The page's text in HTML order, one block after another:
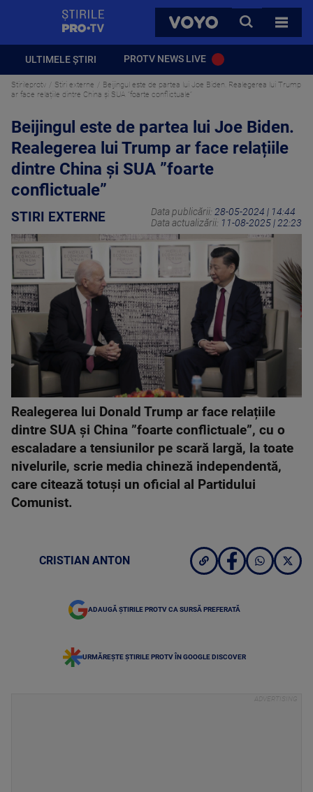
VOYO
CAUTA
TOATE
ULTIMELE ȘTIRI PROTV NEWS LIVE
Stirileprotv Stiri externe
Beijingul este de partea lui Joe Biden. Realegerea lui Trump
ar face relațiile dintre China și SUA ”foarte conflictuale”
Beijingul este de partea lui Joe Biden.
Realegerea lui Trump ar face relațiile
dintre China și SUA ”foarte
conflictuale”
STIRI EXTERNE Data publicării: 28-05-2024 | 14:44
Data actualizării: 11-08-2025 | 22:23
Realegerea lui Donald Trump ar face relațiile
dintre SUA și China ”foarte conflictuale”, cu o
escaladare a tensiunilor pe scară largă, la toate
nivelurile, scrie media chineză independentă,
care citează totuși un oficial al Partidului
Comunist.
CRISTIAN ANTON
ADAUGĂ ȘTIRILE PROTV CA SURSĂ PREFERATĂ
URMĂREȘTE ȘTIRILE PROTV ÎN GOOGLE DISCOVER